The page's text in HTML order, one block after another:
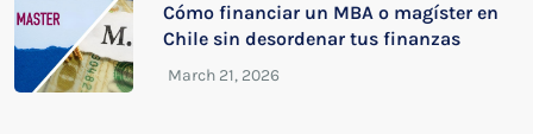
Cómo financiar un MBA o magíster en
Chile sin desordenar tus finanzas